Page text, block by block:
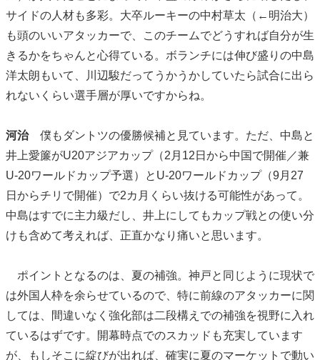
サイドの人材も多彩。大卒ルーキーの中村草太（←明治大）
も頭のいいアタッカーで、このチームでどうすれば自分が生
きるかをちゃんと心得ている。ボランチには伸び盛りの中島
洋太朗もいて、川辺駿だってうかうかしていたら試合に出ら
れないくらい選手層が厚いですからね。
河治僕もダントツの優勝候補と見ています。ただ、中島と
井上愛簾がU20アジアカップ（2月12日から中国で開催／兼
U-20ワールドカップ予選）とU-20ワールドカップ（9月27
日からチリで開催）で2カ月くらい抜ける可能性があって。
中島はすでに主力級だし、井上にしてもカップ戦との使い分
けも含めて考えれば、正直かなり痛いと思います。
ポイントとなるのは、夏の補強。神戸と同じように現状で
は外国人枠を余らせているので、特に前線のアタッカーに関
しては、間違いなく強化部は二段構えでの補強を視野に入れ
ているはずです。開幕時点でのスカッドも充実しています
が、もしそこに綻びが出れば、確実に夏のマーケットで動い